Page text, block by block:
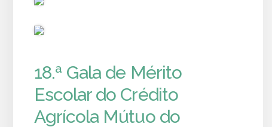
18.ª Gala de Mérito
Escolar do Crédito
Agrícola Mútuo do